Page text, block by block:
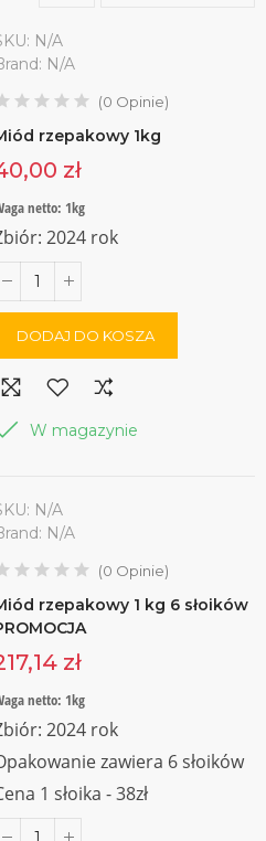
N/A
N/A
(0 Opinie)
rzepakowy 1kg
zł
netto: 1kg
2024 rok
DODAJ DO KOSZA
W magazynie
N/A
N/A
(0 Opinie)
rzepakowy 1 kg 6 słoików
zł
netto: 1kg
2024 rok
zawiera 6 słoików
1 słoika - 38zł